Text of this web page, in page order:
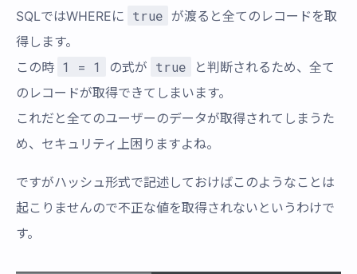
SQLではWHEREに true が渡ると全てのレコードを取
得します。
この時 1 = 1 の式が true
と判断されるため、全て
のレコードが取得できてしまいます。
これだと全てのユーザーのデータが取得されてしまうた
め、セキュリティ上困りますよね。
ですがハッシュ形式で記述しておけばこのようなことは
起こりませんので不正な値を取得されないというわけで
す。